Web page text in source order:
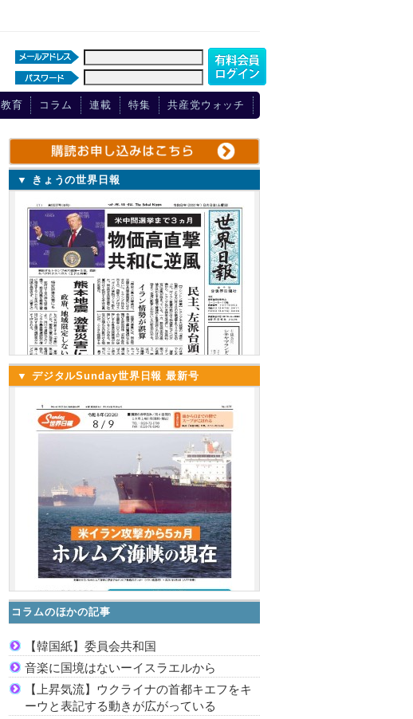
教育 コラム 連載 特集 共産党ウォッチ
▼ きょうの世界日報
▼ デジタルSunday世界日報 最新号
コラムのほかの記事
【韓国紙】委員会共和国
音楽に国境はないーイスラエルから
【上昇気流】ウクライナの首都キエフをキ
ーウと表記する動きが広がっている